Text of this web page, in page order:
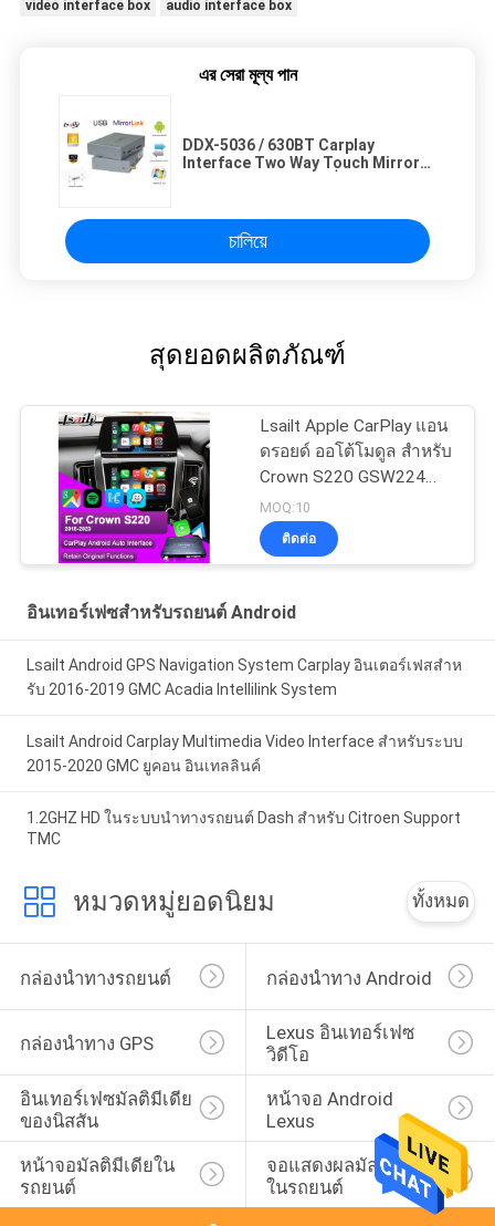
video interface box
audio interface box
এর সেরা মূল্য পান
DDX-5036 / 630BT Carplay
Interface Two Way Touch Mirror
চালিয়ে
สุดยอดผลิตภัณฑ์
Lsailt Apple CarPlay แอน
ดรอยด์ ออโต้โมดูล สําหรับ
Crown S220 GSW224
2018-2022 การบูรณาการ
โทรศัพท์มือถือ กระจก,
กล้องหลัง
MOQ:10
ติดต่อ
อินเทอร์เฟซสำหรับรถยนต์ Android
Lsailt Android GPS Navigation System Carplay อินเตอร์เฟสสําห
รับ 2016-2019 GMC Acadia Intellilink System
Lsailt Android Carplay Multimedia Video Interface สําหรับระบบ
2015-2020 GMC ยูคอน อินเทลลินค์
1.2GHZ HD ในระบบนำทางรถยนต์ Dash สำหรับ Citroen Support
TMC
หมวดหมู่ยอดนิยม ทั้งหมด
กล่องนำทางรถยนต์ กล่องนำทาง Android
กล่องนำทาง GPS
Lexus อินเทอร์เฟซ
วิดีโอ
อินเทอร์เฟซมัลติมีเดีย
ของนิสสัน
หน้าจอ Android
Lexus
หน้าจอมัลติมีเดียใน
รถยนต์
จอแสดงผลมัลติมีเดีย
ในรถยนต์